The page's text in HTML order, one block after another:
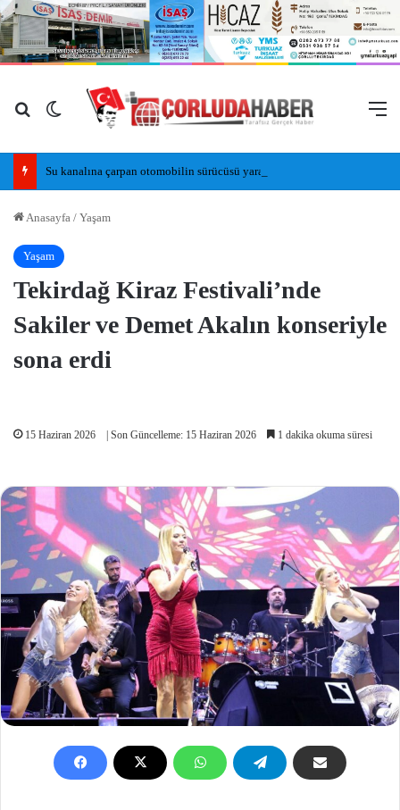
Arama yap ...
Dış görünümü değiştir
Su kanalına çarpan otomobilin sürücüsü yaralandı
Anasayfa / Yaşam
Yaşam
Tekirdağ Kiraz Festivali’nde
Sakiler ve Demet Akalın konseriyle
sona erdi
15 Haziran 2026 | Son Güncelleme: 15 Haziran 2026 1 dakika okuma süresi